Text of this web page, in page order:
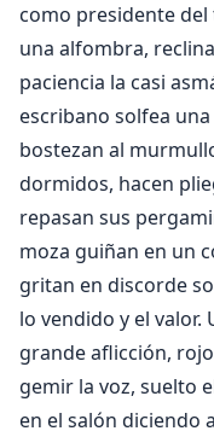
como presidente
una alfombra,
paciencia la casi
escribano solfea
bostezan al
dormidos, hacen
repasan sus
moza guiñan en un
gritan en discorde
lo vendido y el
grande aflicción,
gemir la voz, suelto
en el salón diciendo